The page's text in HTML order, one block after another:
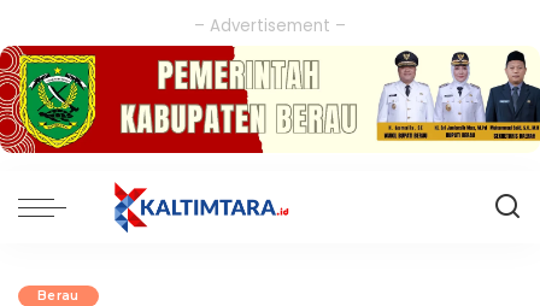
– Advertisement –
Berau